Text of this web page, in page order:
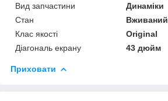
Вид запчастини
Динаміки
Стан
Вживаний
Клас якості
Original
Діагональ екрану
43 дюйм
Приховати